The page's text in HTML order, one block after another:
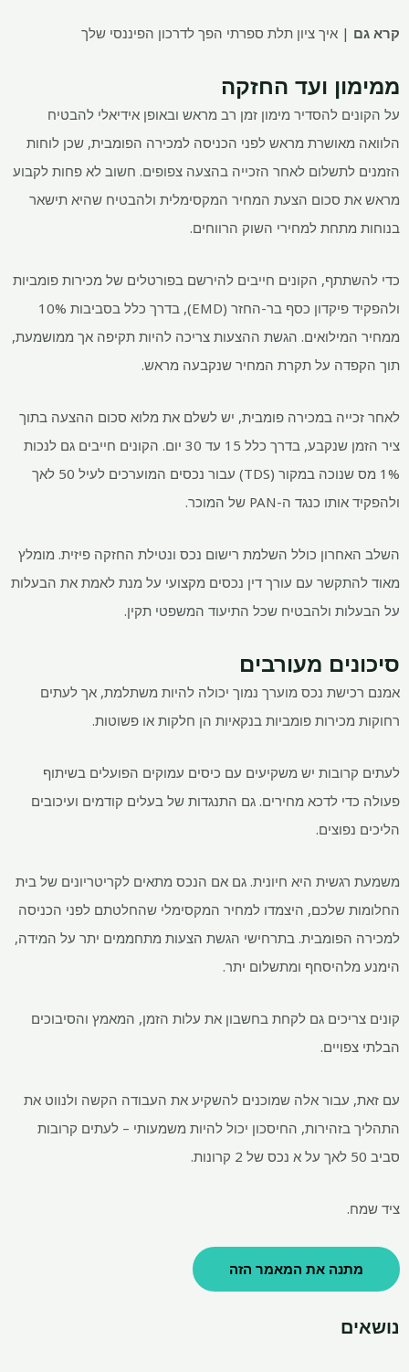
קרא גם | איך ציון תלת ספרתי הפך לדרכון הפיננסי שלך
ממימון ועד החזקה
על הקונים להסדיר מימון זמן רב מראש ובאופן אידיאלי להבטיח
הלוואה מאושרת מראש לפני הכניסה למכירה הפומבית, שכן לוחות
הזמנים לתשלום לאחר הזכייה בהצעה צפופים. חשוב לא פחות לקבוע
מראש את סכום הצעת המחיר המקסימלית ולהבטיח שהיא תישאר
בנוחות מתחת למחירי השוק הרווחים.
כדי להשתתף, הקונים חייבים להירשם בפורטלים של מכירות פומביות
ולהפקיד פיקדון כסף בר-החזר (EMD), בדרך כלל בסביבות 10%
ממחיר המילואים. הגשת ההצעות צריכה להיות תקיפה אך ממושמעת,
תוך הקפדה על תקרת המחיר שנקבעה מראש.
לאחר זכייה במכירה פומבית, יש לשלם את מלוא סכום ההצעה בתוך
ציר הזמן שנקבע, בדרך כלל 15 עד 30 יום. הקונים חייבים גם לנכות
1% מס שנוכה במקור (TDS) עבור נכסים המוערכים לעיל
50 לאך
ולהפקיד אותו כנגד ה-PAN של המוכר.
השלב האחרון כולל השלמת רישום נכס ונטילת החזקה פיזית. מומלץ
מאוד להתקשר עם עורך דין נכסים מקצועי על מנת לאמת את הבעלות
על הבעלות ולהבטיח שכל התיעוד המשפטי תקין.
סיכונים מעורבים
אמנם רכישת נכס מוערך נמוך יכולה להיות משתלמת, אך לעתים
רחוקות מכירות פומביות בנקאיות הן חלקות או פשוטות.
לעתים קרובות יש משקיעים עם כיסים עמוקים הפועלים בשיתוף
פעולה כדי לדכא מחירים. גם התנגדות של בעלים קודמים ועיכובים
הליכים נפוצים.
משמעת רגשית היא חיונית. גם אם הנכס מתאים לקריטריונים של בית
החלומות שלכם, היצמדו למחיר המקסימלי שהחלטתם לפני הכניסה
למכירה הפומבית. בתרחישי הגשת הצעות מתחממים יתר על המידה,
הימנע מלהיסחף ומתשלום יתר.
קונים צריכים גם לקחת בחשבון את עלות הזמן, המאמץ והסיבוכים
הבלתי צפויים.
עם זאת, עבור אלה שמוכנים להשקיע את העבודה הקשה ולנווט את
התהליך בזהירות, החיסכון יכול להיות משמעותי – לעתים קרובות
סביב 50 לאך על א נכס של 2 קרונות.
ציד שמח.
מתנה את המאמר הזה
נושאים